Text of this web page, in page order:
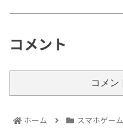
コメント
コメン
ホーム スマホゲーム